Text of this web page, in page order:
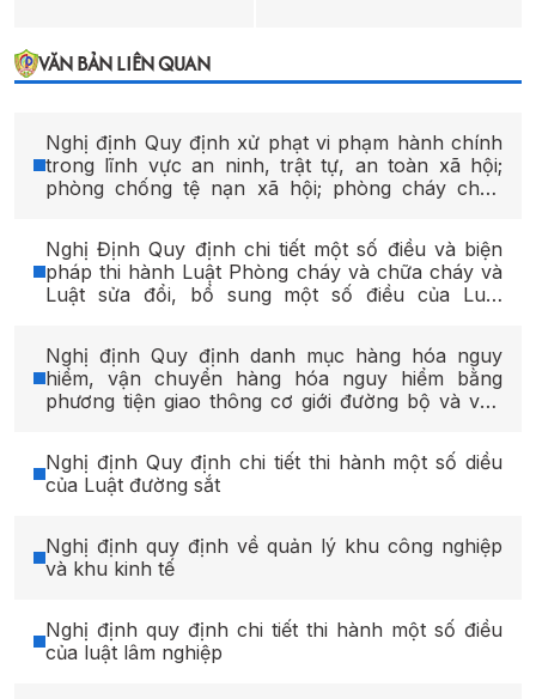
VĂN BẢN LIÊN QUAN
Nghị định Quy định xử phạt vi phạm hành chính
trong lĩnh vực an ninh, trật tự, an toàn xã hội;
phòng chống tệ nạn xã hội; phòng cháy chữa
Nghị Định Quy định chi tiết một số điều và biện
pháp thi hành Luật Phòng cháy và chữa cháy và
Luật sửa đổi, bổ sung một số điều của Luật
Nghị định Quy định danh mục hàng hóa nguy
hiểm, vận chuyển hàng hóa nguy hiểm bằng
phương tiện giao thông cơ giới đường bộ và vận
Nghị định Quy định chi tiết thi hành một số diều
của Luật đường sắt
Nghị định quy định về quản lý khu công nghiệp
và khu kinh tế
Nghị định quy định chi tiết thi hành một số điều
của luật lâm nghiệp